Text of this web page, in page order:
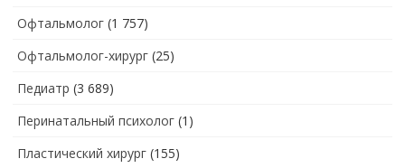
Офтальмолог (1 757)
Офтальмолог-хирург (25)
Педиатр (3 689)
Перинатальный психолог (1)
Пластический хирург (155)